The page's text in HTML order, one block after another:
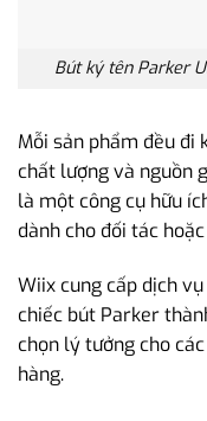
Bút ký tên Parker
Mỗi sản phẩm đều đi
chất lượng và nguồn
là một công cụ hữu
dành cho đối tác
Wiix cung cấp dịch
chiếc bút Parker
chọn lý tưởng cho
hàng.